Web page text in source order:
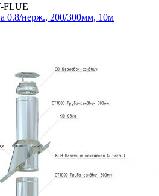
FLUE
0.8/нерж., 200/300мм, 10м